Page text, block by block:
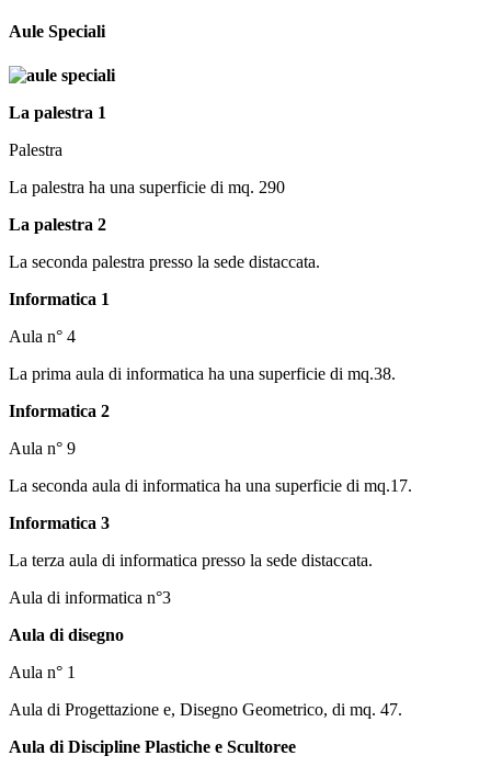
Aule Speciali
La palestra 1
Palestra
La palestra ha una superficie di mq. 290
La palestra 2
La seconda palestra presso la sede distaccata.
Informatica 1
Aula n° 4
La prima aula di informatica ha una superficie di mq.38.
Informatica 2
Aula n° 9
La seconda aula di informatica ha una superficie di mq.17.
Informatica 3
La terza aula di informatica presso la sede distaccata.
Aula di informatica n°3
Aula di disegno
Aula n° 1
Aula di Progettazione e, Disegno Geometrico, di mq. 47.
Aula di Discipline Plastiche e Scultoree